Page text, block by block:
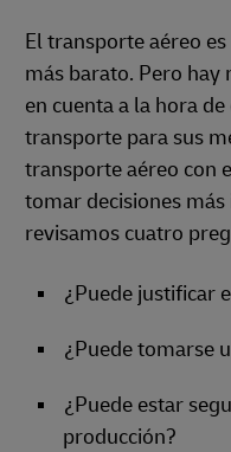
El transporte aéreo
más barato. Pero hay
en cuenta a la hora
transporte para sus
transporte aéreo con
tomar decisiones
revisamos cuatro
¿Puede justificar
¿Puede tomarse
¿Puede estar
producción?